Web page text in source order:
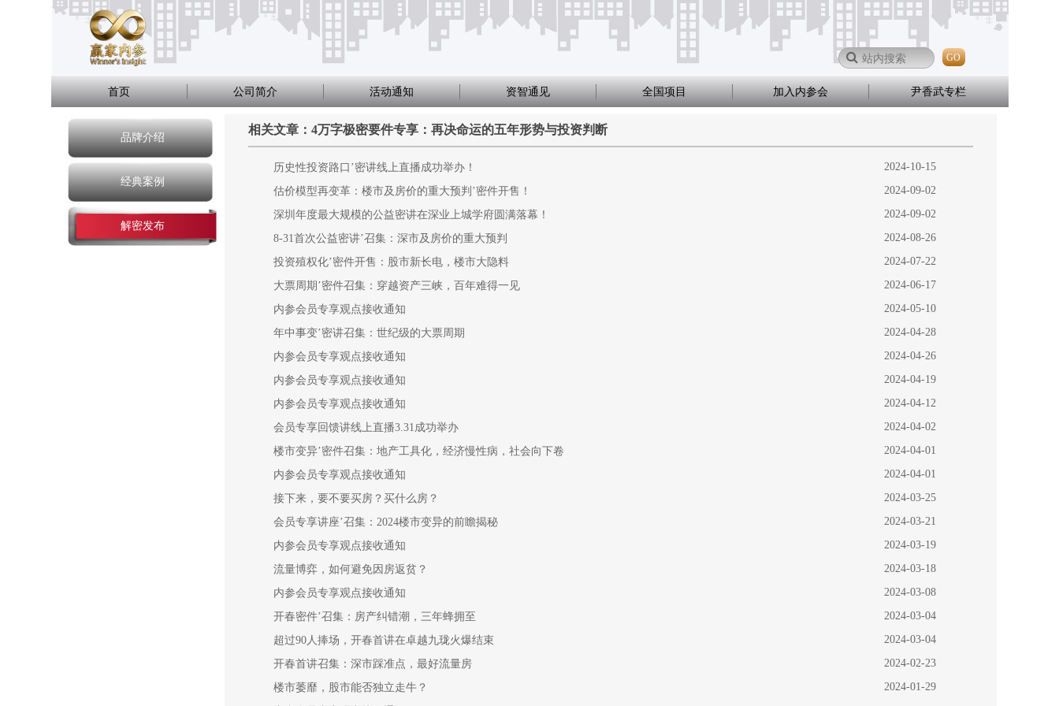
GO
首页 公司简介 活动通知 资智通见 全国项目 加入内参会 尹香武专栏
品牌介绍
经典案例
解密发布
相关文章：4万字极密要件专享：再决命运的五年形势与投资判断
历史性投资路口’密讲线上直播成功举办！ 2024-10-15
估价模型再变革：楼市及房价的重大预判’密件开售！ 2024-09-02
深圳年度最大规模的公益密讲在深业上城学府圆满落幕！ 2024-09-02
8-31首次公益密讲’召集：深市及房价的重大预判 2024-08-26
投资殖权化’密件开售：股市新长电，楼市大隐料 2024-07-22
大票周期’密件召集：穿越资产三峡，百年难得一见 2024-06-17
内参会员专享观点接收通知 2024-05-10
年中事变’密讲召集：世纪级的大票周期 2024-04-28
内参会员专享观点接收通知 2024-04-26
内参会员专享观点接收通知 2024-04-19
内参会员专享观点接收通知 2024-04-12
会员专享回馈讲线上直播3.31成功举办 2024-04-02
楼市变异’密件召集：地产工具化，经济慢性病，社会向下卷 2024-04-01
内参会员专享观点接收通知 2024-04-01
接下来，要不要买房？买什么房？ 2024-03-25
会员专享讲座’召集：2024楼市变异的前瞻揭秘 2024-03-21
内参会员专享观点接收通知 2024-03-19
流量博弈，如何避免因房返贫？ 2024-03-18
内参会员专享观点接收通知 2024-03-08
开春密件’召集：房产纠错潮，三年蜂拥至 2024-03-04
超过90人捧场，开春首讲在卓越九珑火爆结束 2024-03-04
开春首讲召集：深市踩准点，最好流量房 2024-02-23
楼市萎靡，股市能否独立走牛？ 2024-01-29